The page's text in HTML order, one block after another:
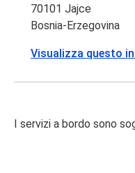
70101 Jajce
Bosnia-Erzegovina
Visualizza questo
I servizi a bordo sono